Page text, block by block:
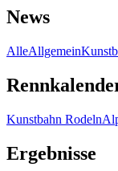
News
AlleAllgemein
Kunstbahn Rodeln
Ergebnisse